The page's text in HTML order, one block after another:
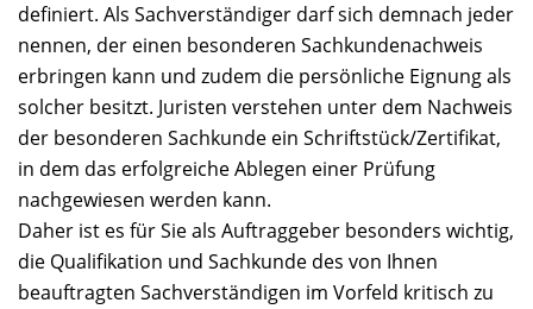
definiert. Als Sachverständiger darf sich demnach jeder
nennen, der einen besonderen Sachkundenachweis
erbringen kann und zudem die persönliche Eignung als
solcher besitzt. Juristen verstehen unter dem Nachweis
der besonderen Sachkunde ein Schriftstück/Zertifikat,
in dem das erfolgreiche Ablegen einer Prüfung
nachgewiesen werden kann.
Daher ist es für Sie als Auftraggeber besonders wichtig,
die Qualifikation und Sachkunde des von Ihnen
beauftragten Sachverständigen im Vorfeld kritisch zu